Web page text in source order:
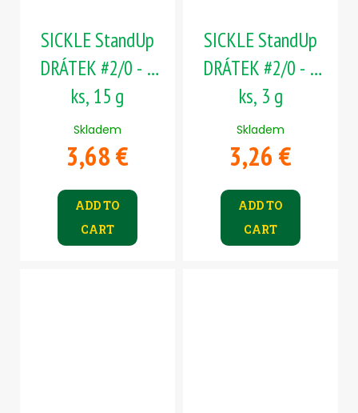
SICKLE StandUp
DRÁTEK #2/0 - 5
ks, 15 g
Skladem
3,68 €
ADD TO
CART
SICKLE StandUp
DRÁTEK #2/0 - 5
ks, 3 g
Skladem
3,26 €
ADD TO
CART